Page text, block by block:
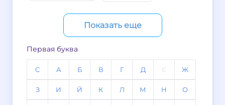
Показать еще
Первая буква
C А Б В Г Д Е Ж
З И Й К Л М Н О